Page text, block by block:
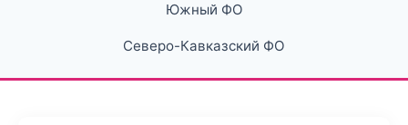
Южный ФО
Северо-Кавказский ФО